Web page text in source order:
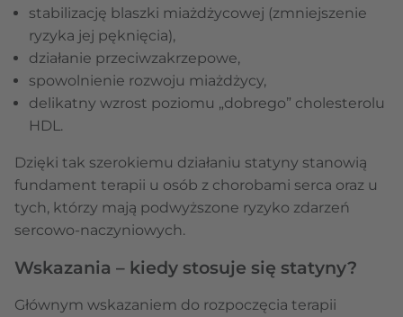
stabilizację blaszki miażdżycowej (zmniejszenie
ryzyka jej pęknięcia),
działanie przeciwzakrzepowe,
spowolnienie rozwoju miażdżycy,
delikatny wzrost poziomu „dobrego” cholesterolu
HDL.
Dzięki tak szerokiemu działaniu statyny stanowią
fundament terapii u osób z chorobami serca oraz u
tych, którzy mają podwyższone ryzyko zdarzeń
sercowo-naczyniowych.
Wskazania – kiedy stosuje się statyny?
Głównym wskazaniem do rozpoczęcia terapii